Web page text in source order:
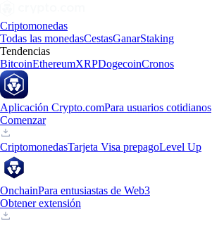
Criptomonedas
Todas las monedasCestasGanarStaking
Tendencias
BitcoinEthereumXRPDogecoinCronos
Aplicación Crypto.comPara usuarios cotidianos
Comenzar
CriptomonedasTarjeta Visa prepagoLevel Up
OnchainPara entusiastas de Web3
Obtener extensión